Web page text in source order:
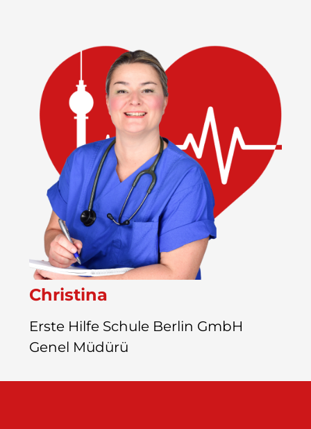
Christina
Erste Hilfe Schule Berlin GmbH
Genel Müdürü